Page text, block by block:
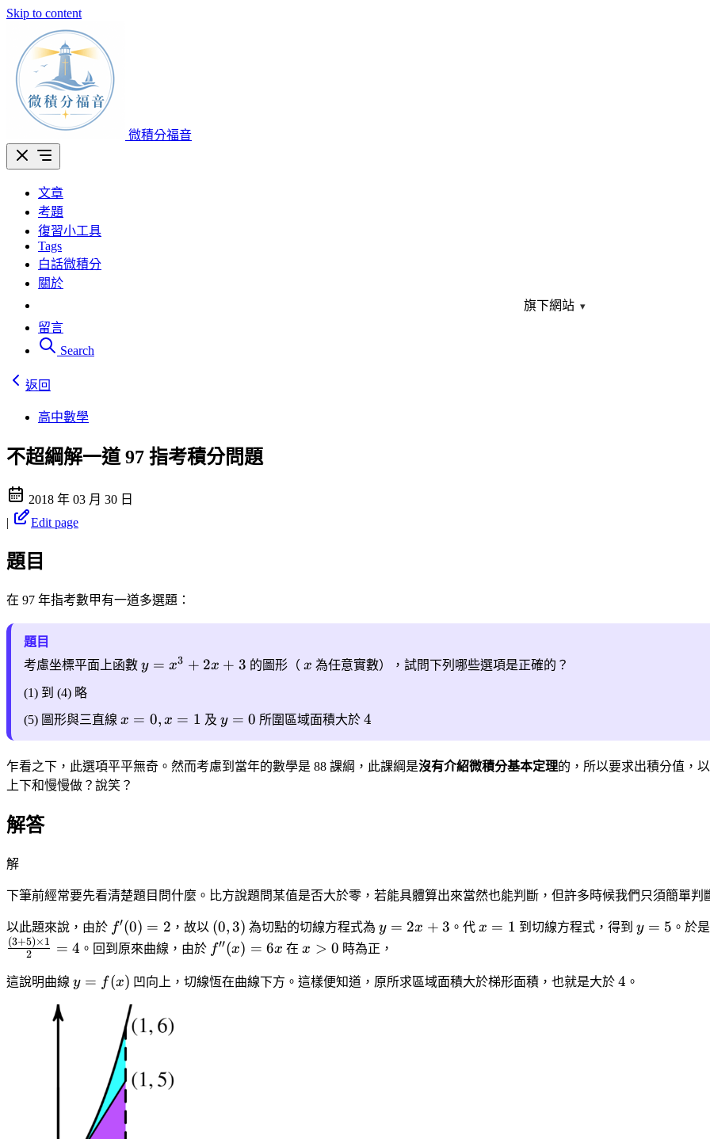
Skip to content
微積分福音
文章
考題
復習小工具
Tags
白話微積分
關於
旗下網站 ▾
留言
Search
返回
高中數學
不超綱解一道 97 指考積分問題
2018 年 03 月 30 日
|
Edit page
題目
在 97 年指考數甲有一道多選題：
題目
考慮坐標平面上函數 y = x3 + 2x + 3 的圖形（ x 為任意實數），試問下列哪些選項是正確的？
(1) 到 (4) 略
(5) 圖形與三直線 x = 0, x = 1 及 y = 0 所圍區域面積大於4
乍看之下，此選項平平無奇。然而考慮到當年的數學是 88 課綱，此課綱是沒有介紹微積分基本定理的，所以要求出積分值，
上下和慢慢做？說笑？
解答
解
下筆前經常要先看清楚題目問什麼。比方說題問某值是否大於零，若能具體算出來當然也能判斷，但許多時候我們只須簡單
以此題來說，由於 f′(0) = 2 ，故以 (0,3) 為切點的切線方程式為y = 2x + 3 。代x = 1 到切線方程式，得到 y = 5 。於
2
(3+5)×1 = 4 。回到原來曲線，由於 f′′(x) = 6x 在x > 0 時為正，
這說明曲線 y = f(x) 凹向上，切線恆在曲線下方。這樣便知道，原所求區域面積大於梯形面積，也就是大於 4 。